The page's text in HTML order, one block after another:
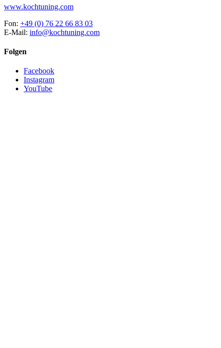
www.kochtuning.com
Fon: +49 (0) 76 22 66 83 03
E-Mail: info@kochtuning.com
Folgen
Facebook
Instagram
YouTube